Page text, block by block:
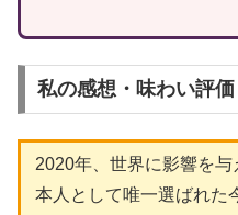
私の感想・味わい評価
2020年、世界に影響を
本人として唯一選ばれた